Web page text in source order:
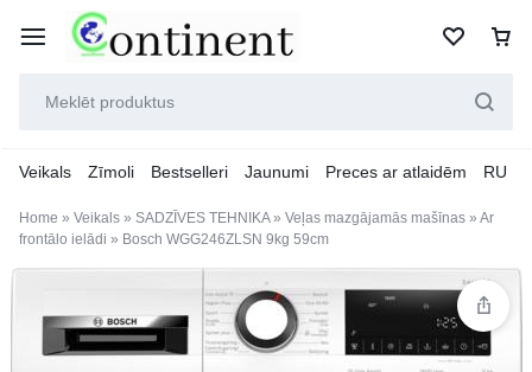
Veikals Zīmoli Bestselleri Jaunumi Preces ar atlaidēm RU
Home » Veikals » SADZĪVES TEHNIKA» Veļas mazgājamās mašīnas » Ar
frontālo ielādi » Bosch WGG246ZLSN 9kg 59cm